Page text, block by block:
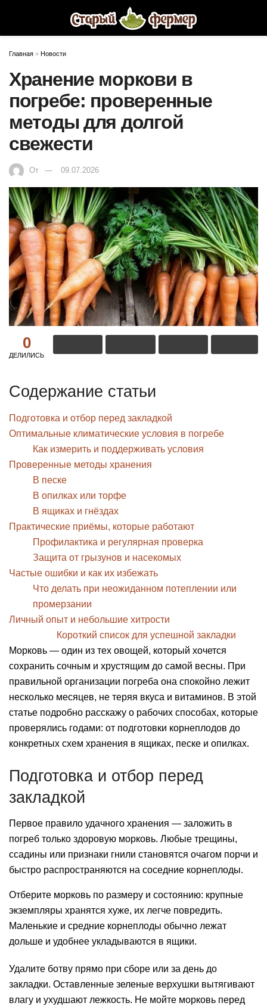
Главная » Новости
Хранение моркови в
погребе: проверенные
методы для долгой
свежести
От 09.07.2026
0
ДЕЛИЛИСЬ
Содержание статьи
Подготовка и отбор перед закладкой
Оптимальные климатические условия в погребе
Как измерить и поддерживать условия
Проверенные методы хранения
В песке
В опилках или торфе
В ящиках и гнёздах
Практические приёмы, которые работают
Профилактика и регулярная проверка
Защита от грызунов и насекомых
Частые ошибки и как их избежать
Что делать при неожиданном потеплении или
промерзании
Личный опыт и небольшие хитрости
Короткий список для успешной закладки
Морковь — один из тех овощей, который хочется
сохранить сочным и хрустящим до самой весны. При
правильной организации погреба она спокойно лежит
несколько месяцев, не теряя вкуса и витаминов. В этой
статье подробно расскажу о рабочих способах, которые
проверялись годами: от подготовки корнеплодов до
конкретных схем хранения в ящиках, песке и опилках.
Подготовка и отбор перед
закладкой
Первое правило удачного хранения — заложить в
погреб только здоровую морковь. Любые трещины,
ссадины или признаки гнили становятся очагом порчи и
быстро распространяются на соседние корнеплоды.
Отберите морковь по размеру и состоянию: крупные
экземпляры хранятся хуже, их легче повредить.
Маленькие и средние корнеплоды обычно лежат
дольше и удобнее укладываются в ящики.
Удалите ботву прямо при сборе или за день до
закладки. Оставленные зеленые верхушки вытягивают
влагу и ухудшают лежкость. Не мойте морковь перед